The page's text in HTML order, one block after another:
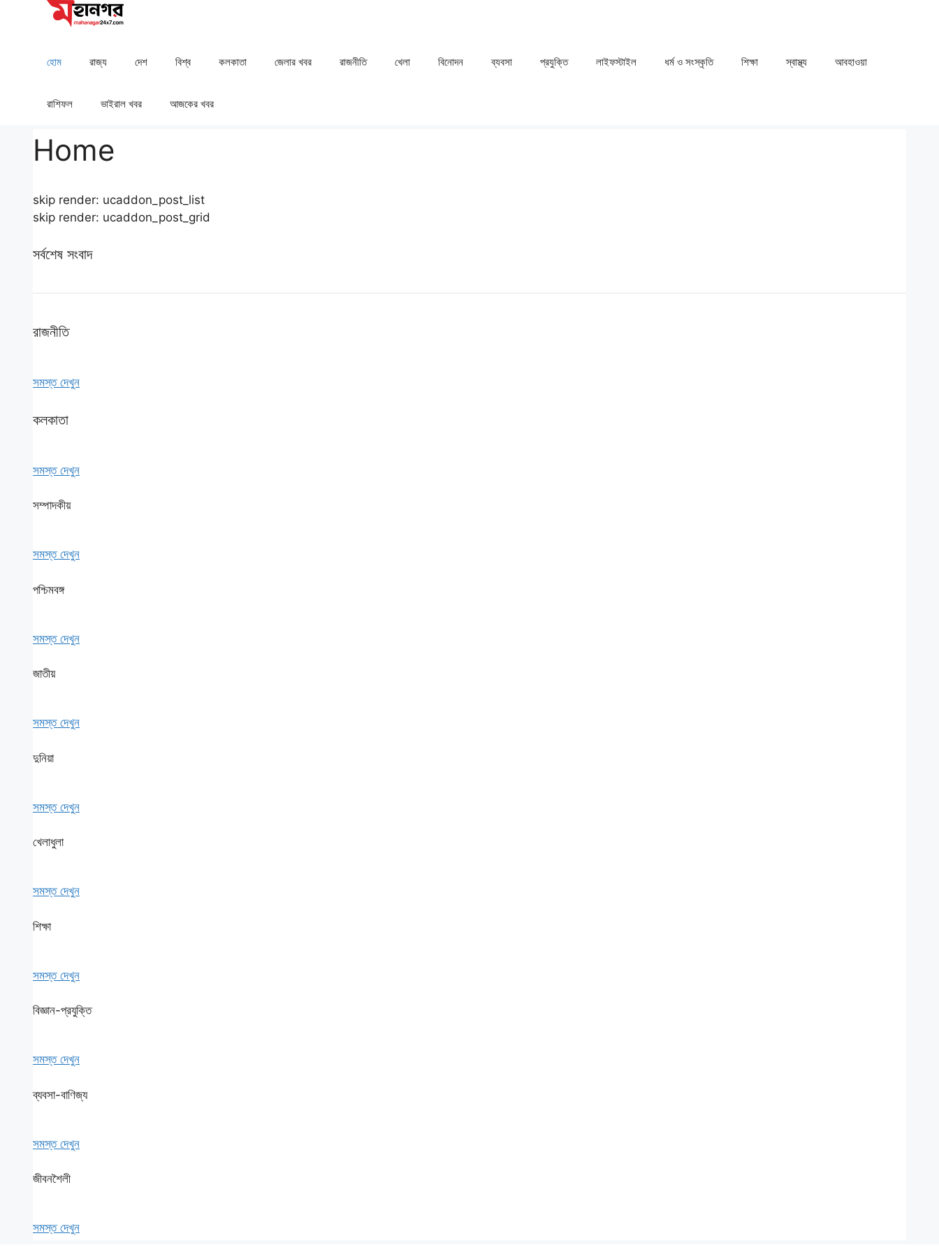
হোম রাজ্য দেশ ⁠বিশ্ব কলকাতা ⁠⁠জেলার খবর রাজনীতি খেলা ⁠বিনোদন ব্যবসা প্রযুক্তি লাইফস্টাইল ধর্ম ও সংস্কৃতি ⁠⁠শিক্ষা ⁠⁠স্বাস্থ্য ⁠⁠আবহাওয়া
রাশিফল ⁠⁠ভাইরাল খবর আজকের খবর
Home
skip render: ucaddon_post_list
skip render: ucaddon_post_grid
সর্বশেষ সংবাদ
রাজনীতি
সমস্ত দেখুন
কলকাতা
সমস্ত দেখুন
সম্পাদকীয়
সমস্ত দেখুন
পশ্চিমবঙ্গ
সমস্ত দেখুন
জাতীয়
সমস্ত দেখুন
দুনিয়া
সমস্ত দেখুন
খেলাধুলা
সমস্ত দেখুন
শিক্ষা
সমস্ত দেখুন
বিজ্ঞান-প্রযুক্তি
সমস্ত দেখুন
ব্যবসা-বাণিজ্য
সমস্ত দেখুন
জীবনশৈলী
সমস্ত দেখুন